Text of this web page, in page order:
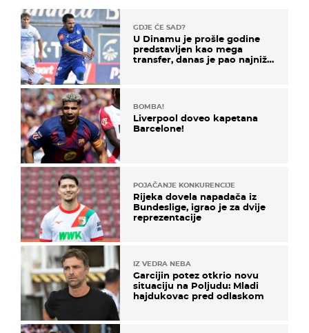
GDJE ĆE SAD?
U Dinamu je prošle godine
predstavljen kao mega
transfer, danas je pao najniže
BOMBA!
Liverpool doveo kapetana
Barcelone!
POJAČANJE KONKURENCIJE
Rijeka dovela napadača iz
Bundeslige, igrao je za dvije
reprezentacije
IZ VEDRA NEBA
Garcijin potez otkrio novu
situaciju na Poljudu: Mladi
hajdukovac pred odlaskom